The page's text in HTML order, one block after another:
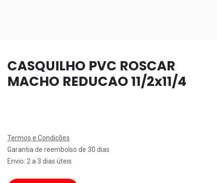
CASQUILHO PVC ROSCAR
MACHO REDUCAO 11/2x11/4
Termos e Condições
Garantia de reembolso de 30 dias
Envio: 2 a 3 dias úteis